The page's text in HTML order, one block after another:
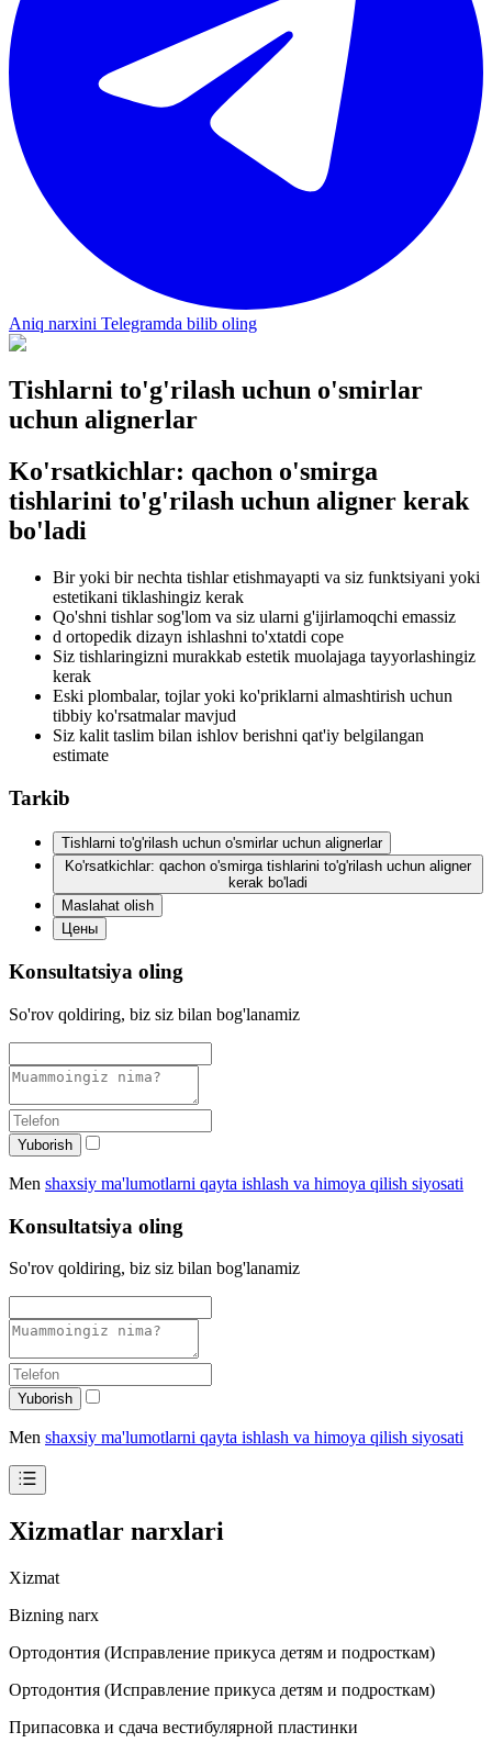
Aniq narxini Telegramda bilib oling
Tishlarni to'g'rilash uchun o'smirlar
uchun alignerlar
Ko'rsatkichlar: qachon o'smirga
tishlarini to'g'rilash uchun aligner kerak
bo'ladi
Bir yoki bir nechta tishlar etishmayapti va siz funktsiyani yoki
estetikani tiklashingiz kerak
Qo'shni tishlar sog'lom va siz ularni g'ijirlamoqchi emassiz
d ortopedik dizayn ishlashni to'xtatdi cope
Siz tishlaringizni murakkab estetik muolajaga tayyorlashingiz
kerak
Eski plombalar, tojlar yoki ko'priklarni almashtirish uchun
tibbiy ko'rsatmalar mavjud
Siz kalit taslim bilan ishlov berishni qat'iy belgilangan
estimate
Tarkib
Tishlarni to'g'rilash uchun o'smirlar uchun alignerlar
Ko'rsatkichlar: qachon o'smirga tishlarini to'g'rilash uchun aligner
kerak bo'ladi
Maslahat olish
Цены
Konsultatsiya oling
So'rov qoldiring, biz siz bilan bog'lanamiz
Yuborish
Men shaxsiy ma'lumotlarni qayta ishlash va himoya qilish siyosati
Konsultatsiya oling
So'rov qoldiring, biz siz bilan bog'lanamiz
Yuborish
Men shaxsiy ma'lumotlarni qayta ishlash va himoya qilish siyosati
Xizmatlar narxlari
Xizmat
Bizning narx
Ортодонтия (Исправление прикуса детям и подросткам)
Ортодонтия (Исправление прикуса детям и подросткам)
Припасовка и сдача вестибулярной пластинки